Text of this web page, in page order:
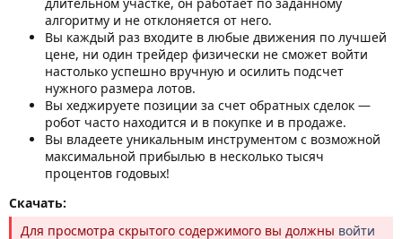
алгоритму и не отклоняется от него.
Вы каждый раз входите в любые движения по лучшей
цене, ни один трейдер физически не сможет войти
настолько успешно вручную и осилить подсчет
нужного размера лотов.
Вы хеджируете позиции за счет обратных сделок —
робот часто находится и в покупке и в продаже.
Вы владеете уникальным инструментом с возможной
максимальной прибылью в несколько тысяч
процентов годовых!
Скачать:
Для просмотра скрытого содержимого вы должны войти